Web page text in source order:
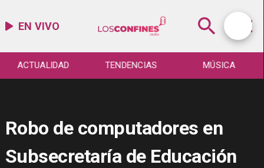
EN VIVO
ACTUALIDAD TENDENCIAS MÚSICA
Robo de computadores en
Subsecretaría de Educación